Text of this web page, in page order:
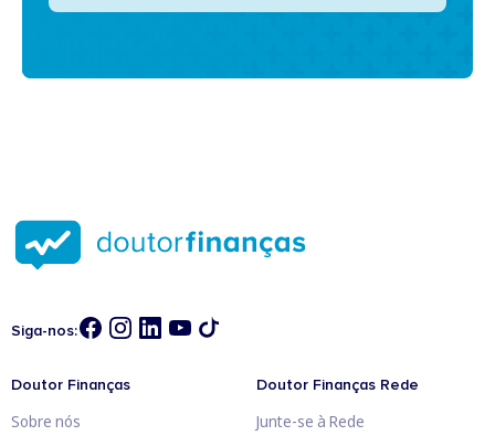
Siga-nos:
Doutor Finanças
Sobre nós
Doutor Finanças Rede
Junte-se à Rede